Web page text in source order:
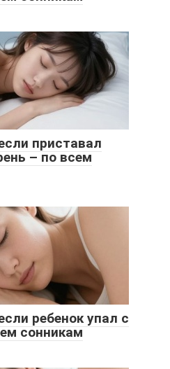
приставал
– по всем
ребенок упал с
сонникам